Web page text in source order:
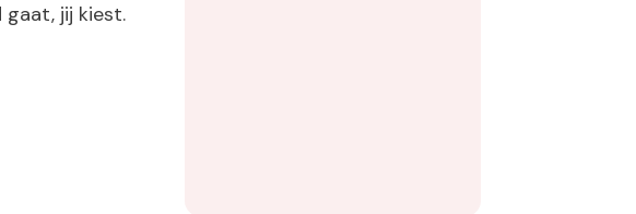
gaat, jij kiest.